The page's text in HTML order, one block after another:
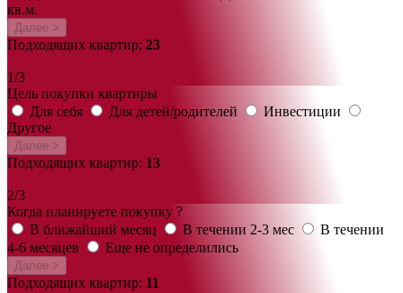
кв.м.
Далее >
Подходящих квартир: 23
1/3
Цель покупки квартиры
Для себя
Для детей/родителей
Инвестиции
Другое
Далее >
Подходящих квартир: 13
2/3
Когда планируете покупку ?
В ближайший месяц
В течении 2-3 мес
В течении
4-6 месяцев
Еще не определились
Далее >
Подходящих квартир: 11